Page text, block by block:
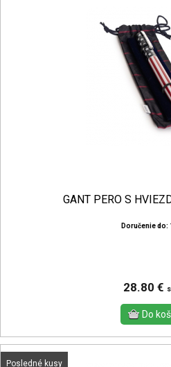
GANT PERO S
Doručenie do:
28.80 €
Posledné kusy